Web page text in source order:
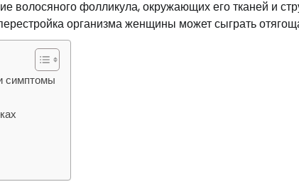
волосяного фолликула, окружающих его тканей и
организма женщины может сыграть
симптомы